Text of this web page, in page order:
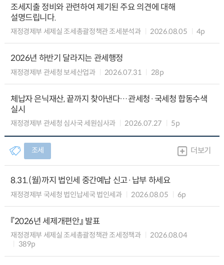
조세지출 정비와 관련하여 제기된 주요 의견에 대해
설명드립니다.
재정경제부 세제실 조세총괄정책관 조세분석과 2026.08.05 4p
2026년 하반기 달라지는 관세행정
재정경제부 관세청 보세산업과 2026.07.31 28p
체납자 은닉재산, 끝까지 찾아낸다…관세청·국세청 합동수색
실시
재정경제부 관세청 심사국 세원심사과 2026.07.27 5p
조세 더보기
8.31.(월)까지 법인세 중간예납 신고·납부 하세요
재정경제부 국세청 법인납세국 법인세과 2026.08.05 6p
『2026년 세제개편안』 발표
재정경제부 세제실 조세총괄정책관 조세정책과
2026.08.04
389p